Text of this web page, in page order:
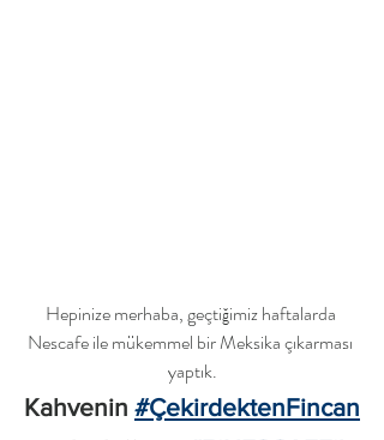
Hepinize merhaba, geçtiğimiz haftalarda
Nescafe ile mükemmel bir Meksika çıkarması
yaptık.
Kahvenin #ÇekirdektenFincan